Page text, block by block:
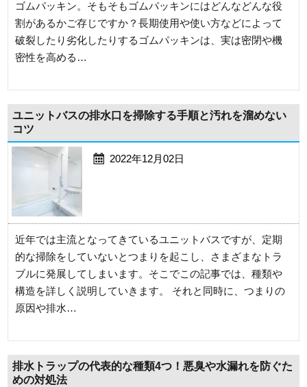
ゴムパッキン。そもそもゴムパッキンにはどんなどんな役
割があるかご存じですか？長期使用や使い方などによって
破裂したり劣化したりするゴムパッキンは、実は密閉や機
密性を高める…
ユニットバスの排水口を掃除する手順と汚れを溜めない
コツ
2022年12月02日
近年では主流となってきているユニットバスですが、定期
的な掃除をしていないとつまりを起こし、さまざまなトラ
ブルに発展してしまいます。そこでこの記事では、種類や
構造を詳しく説明していきます。 それと同時に、つまりの
原因や排水…
排水トラップの代表的な種類4つ！悪臭や水漏れを防ぐた
めの対処法